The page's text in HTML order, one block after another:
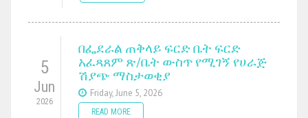
5
Jun
2026
በፌደራል ጠቅላይ ፍርድ ቤት ፍርድ
አፈጻጸም ጽ/ቤት ውስጥ የሚገኝ የሀራጅ
ሽያጭ ማስታወቂያ
Friday, June 5, 2026
READ MORE